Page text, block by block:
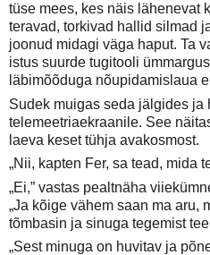
tüse mees, kes näis lähenevat
teravad, torkivad hallid silmad
joonud midagi väga haput. Ta
istus suurde tugitooli
läbimõõduga nõupidamislaua
Sudek muigas seda jälgides ja
telemeetriaekraanile. See
laeva keset tühja avakosmost.
„Nii, kapten Fer, sa tead, mida
„Ei,” vastas pealtnäha
„Ja kõige vähem saan ma aru,
tõmbasin ja sinuga tegemist
„Sest minuga on huvitav ja